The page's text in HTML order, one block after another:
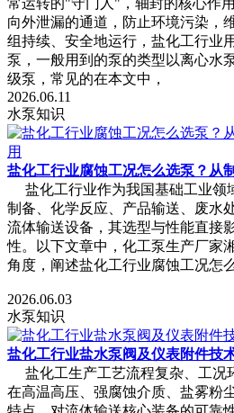
向外泄漏的通道，防止环境污染，
组持续、安全地运行，盐化工行业
泵，一般用到的泵的类型以离心水
级泵，常见的在本文中，
2026.06.11
水泵知识
盐化工行业腐蚀工况怎么选泵？从
盐化工行业作为我国基础工业领
制备、化学反应、产品输送、废水
流体输送设备，其选型与性能直接
性。以下文章中，化工泵生产厂家
角度，阐述盐化工行业腐蚀工况怎
2026.06.03
水泵知识
盐化工行业盐水泵阀及仪表附件技
盐化工生产工艺流程复杂、工况
在高温高压、强腐蚀介质、盐雾粉